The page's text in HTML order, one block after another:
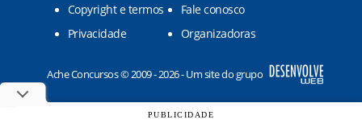
Copyright e termos
Fale conosco
Privacidade
Organizadoras
Ache Concursos © 2009 - 2026 - Um site do grupo
PUBLICIDADE